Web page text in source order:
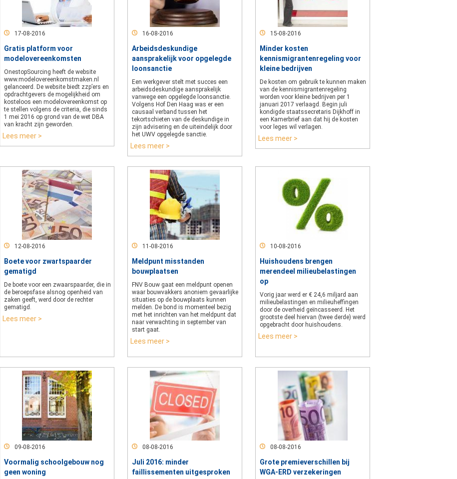
17-08-2016
Gratis platform voor
modelovereenkomsten
OnestopSourcing heeft de website
www.modelovereenkomstmaken.nl
gelanceerd. De website biedt zzp’ers en
opdrachtgevers de mogelijkheid om
kosteloos een modelovereenkomst op
te stellen volgens de criteria, die sinds
1 mei 2016 op grond van de wet DBA
van kracht zijn geworden.
Lees meer >
16-08-2016
Arbeidsdeskundige
aansprakelijk voor opgelegde
loonsanctie
Een werkgever stelt met succes een
arbeidsdeskundige aansprakelijk
vanwege een opgelegde loonsanctie.
Volgens Hof Den Haag was er een
causaal verband tussen het
tekortschieten van de deskundige in
zijn advisering en de uiteindelijk door
het UWV opgelegde sanctie.
Lees meer >
15-08-2016
Minder kosten
kennismigrantenregeling voor
kleine bedrijven
De kosten om gebruik te kunnen maken
van de kennismigrantenregeling
worden voor kleine bedrijven per 1
januari 2017 verlaagd. Begin juli
kondigde staatssecretaris Dijkhoff in
een Kamerbrief aan dat hij de kosten
voor leges wil verlagen.
Lees meer >
12-08-2016
Boete voor zwartspaarder
gematigd
De boete voor een zwaarspaarder, die in
de beroepsfase alsnog openheid van
zaken geeft, werd door de rechter
gematigd.
Lees meer >
11-08-2016
Meldpunt misstanden
bouwplaatsen
FNV Bouw gaat een meldpunt openen
waar bouwvakkers anoniem gevaarlijke
situaties op de bouwplaats kunnen
melden. De bond is momenteel bezig
met het inrichten van het meldpunt dat
naar verwachting in september van
start gaat.
Lees meer >
10-08-2016
Huishoudens brengen
merendeel milieubelastingen
op
Vorig jaar werd er € 24,6 miljard aan
milieubelastingen en milieuheffingen
door de overheid geïncasseerd. Het
grootste deel hiervan (twee derde) werd
opgebracht door huishoudens.
Lees meer >
09-08-2016
Voormalig schoolgebouw nog
geen woning
08-08-2016
Juli 2016: minder
faillissementen uitgesproken
08-08-2016
Grote premieverschillen bij
WGA-ERD verzekeringen